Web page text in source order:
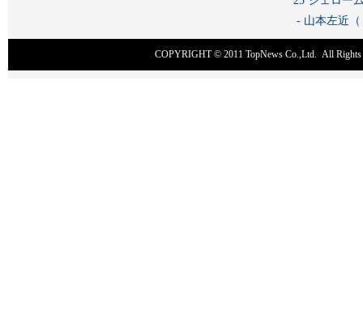
- 山本左近
COPYRIGHT © 2011 TopNews Co.,Ltd. All